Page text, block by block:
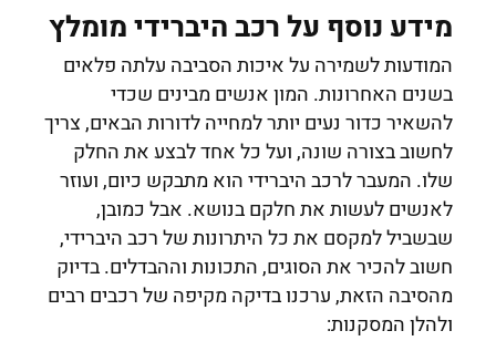
מידע נוסף על רכב היברידי מומלץ
המודעות לשמירה על איכות הסביבה עלתה פלאים
בשנים האחרונות. המון אנשים מבינים שכדי
להשאיר כדור נעים יותר למחייה לדורות הבאים, צריך
לחשוב בצורה שונה, ועל כל אחד לבצע את החלק
שלו. המעבר לרכב היברידי הוא מתבקש כיום, ועוזר
לאנשים לעשות את חלקם בנושא. אבל כמובן,
שבשביל למקסם את כל היתרונות של רכב היברידי,
חשוב להכיר את הסוגים, התכונות וההבדלים. בדיוק
מהסיבה הזאת, ערכנו בדיקה מקיפה של רכבים רבים
ולהלן המסקנות: